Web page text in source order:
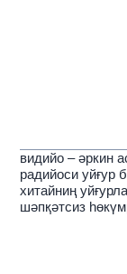
видийо – әркин
радийоси уйғур
хитайниң
шәпқәтсиз